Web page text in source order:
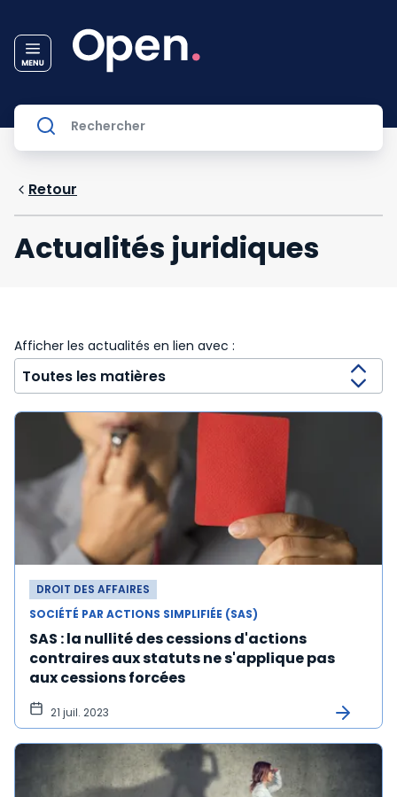
Retour
Actualités juridiques
Afficher les actualités en lien avec :
DROIT DES AFFAIRES
SOCIÉTÉ PAR ACTIONS SIMPLIFIÉE (SAS)
SAS : la nullité des cessions d'actions
contraires aux statuts ne s'applique pas
aux cessions forcées
21 juil. 2023